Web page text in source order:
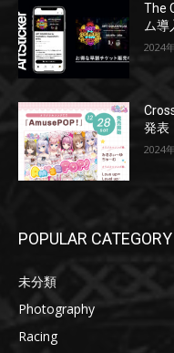
The
ム導
2024
発表
2024
POPULAR CATEGORY
未分類
Photography
Racing